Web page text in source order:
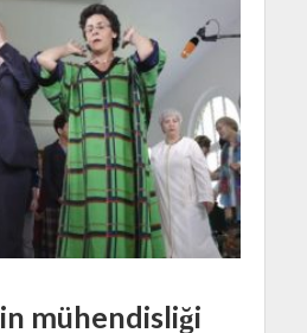
mühendisliği